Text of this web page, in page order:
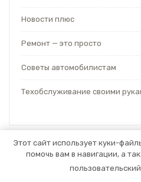
Новости плюс
Ремонт — это просто
Советы автомобилистам
Техобслуживание своими
Тема WordPress для
Этот сайт использует куки-
помочь вам в навигации, а